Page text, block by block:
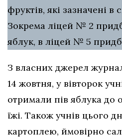
фруктів, які зазначені
Зокрема ліцей № 2
яблук, в ліцей № 5
З власних джерел
14 жовтня, у вівторок
отримали пів яблука до
їжі. Також учнів цього
картоплею, ймовірно